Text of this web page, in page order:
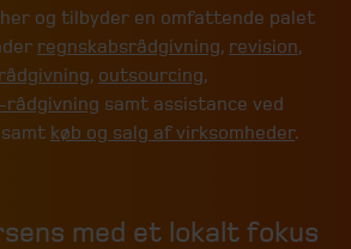
og tilbyder en omfattende palet
regnskabsrådgivning, revision,
, outsourcing,
rådgivning samt assistance ved
samt køb og salg af virksomheder.
med et lokalt fokus